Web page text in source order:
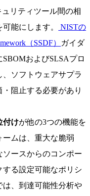
リティツール間の相
能にします。
NISTの
（SSDF）
ガイダ
およびSLSAプロ
ソフトウェアサプラ
阻止する必要があり
付けが他の3つの機能を
ムは、重大な脆弱
ースからのコンポー
る設定可能なポリシ
は、到達可能性分析や